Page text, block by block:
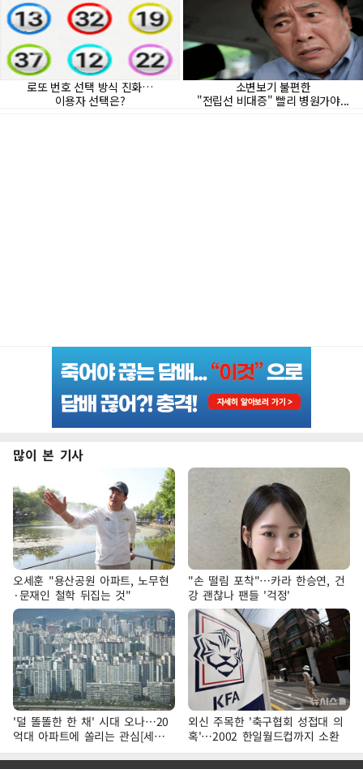
많이 본 기사
오세훈 "용산공원 아파트, 노무현
·문재인 철학 뒤집는 것"
"손 떨림 포착"…카라 한승연, 건
강 괜찮나 팬들 '걱정'
'덜 똘똘한 한 채' 시대 오나…20
억대 아파트에 쏠리는 관심[세제
개편, 그 이후②]
외신 주목한 '축구협회 성접대 의
혹'…2002 한일월드컵까지 소환